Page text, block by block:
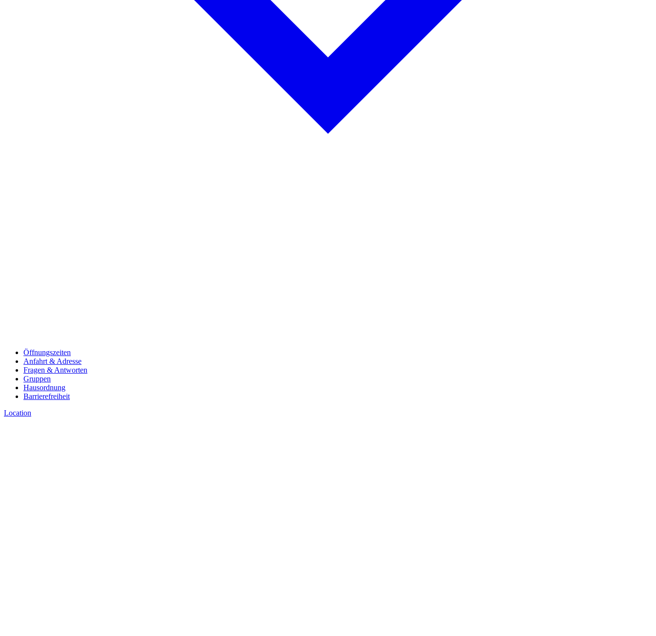
Öffnungszeiten
Anfahrt & Adresse
Fragen & Antworten
Gruppen
Hausordnung
Barrierefreiheit
Location